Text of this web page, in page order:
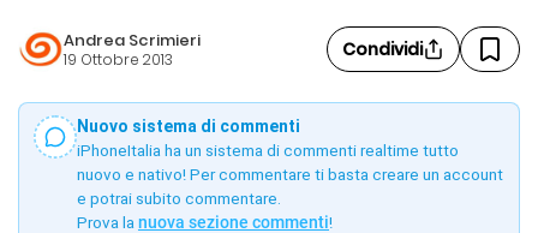
Andrea Scrimieri
19 Ottobre 2013 Condividi
Nuovo sistema di commenti
iPhoneItalia ha un sistema di commenti realtime tutto
nuovo e nativo! Per commentare ti basta creare un account
e potrai subito commentare.
Prova la nuova sezione commenti!